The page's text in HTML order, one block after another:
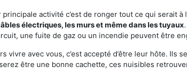
activité c’est de ronger tout ce qui serait
électriques, les murs et même dans les tuyaux
une fuite de gaz ou un incendie peuvent être
vivre avec vous, c’est accepté d’être leur hôte.
être une bonne cachette, ces nuisibles